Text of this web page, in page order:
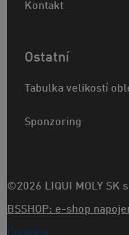
Kontakt
Ostatní
Tabulka velikostí
Sponzoring
©2026 LIQUI MOLY SK
BSSHOP: e-shop